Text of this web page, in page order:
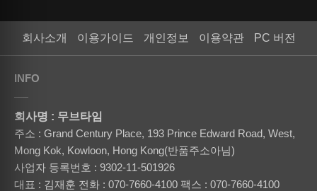
회사소개 이용가이드 개인정보 이용약관 PC 버전
INFO
회사명 : 무브타임
주소 : Grand Century Place, 193 Prince Edward Road, West,
Mong Kok, Kowloon, Hong Kong(반품주소아님)
사업자 등록번호 : 9302-11-501926
대표 : 김재훈 전화 : 070-7660-4100 팩스 : 070-7660-4100